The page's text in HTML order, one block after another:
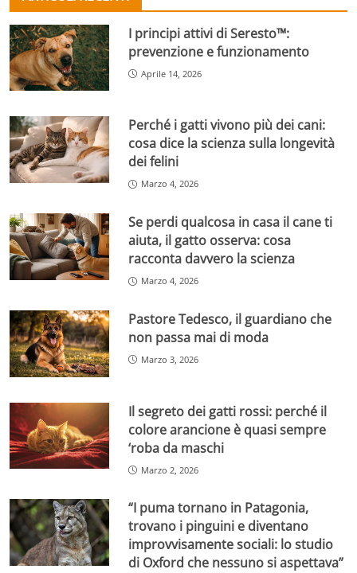
I principi attivi di Seresto™:
prevenzione e funzionamento
Aprile 14, 2026
Perché i gatti vivono più dei cani:
cosa dice la scienza sulla longevità
dei felini
Marzo 4, 2026
Se perdi qualcosa in casa il cane ti
aiuta, il gatto osserva: cosa
racconta davvero la scienza
Marzo 4, 2026
Pastore Tedesco, il guardiano che
non passa mai di moda
Marzo 3, 2026
Il segreto dei gatti rossi: perché il
colore arancione è quasi sempre
‘roba da maschi
Marzo 2, 2026
“I puma tornano in Patagonia,
trovano i pinguini e diventano
improvvisamente sociali: lo studio
di Oxford che nessuno si aspettava”